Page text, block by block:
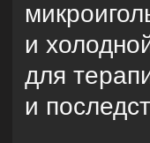
План лечения
механическая
началом
Основной этап —
PLADUO.
плазма на 15